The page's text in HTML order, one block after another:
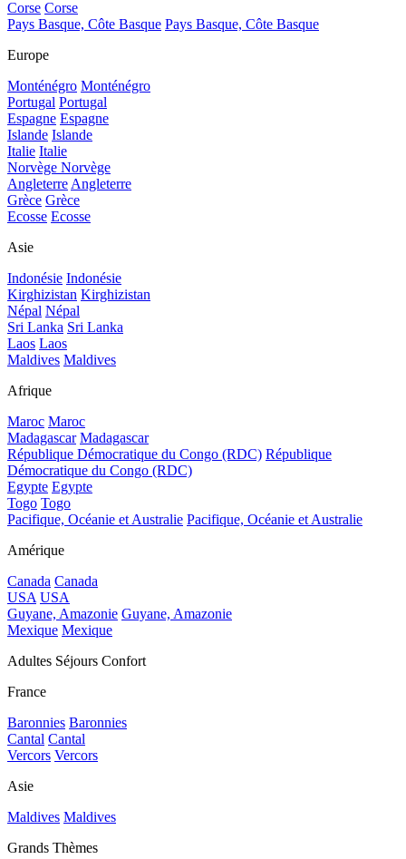
Corse Corse
Pays Basque, Côte Basque Pays Basque, Côte Basque
Europe
Monténégro Monténégro
Portugal Portugal
Espagne Espagne
Islande Islande
Italie Italie
Norvège Norvège
AngleterreAngleterre
Grèce Grèce
Ecosse Ecosse
Asie
Indonésie Indonésie
Kirghizistan Kirghizistan
Népal Népal
Sri Lanka Sri Lanka
Laos Laos
Maldives Maldives
Afrique
Maroc Maroc
Madagascar Madagascar
République Démocratique du Congo (RDC) République
Démocratique du Congo (RDC)
Egypte Egypte
Togo Togo
Pacifique, Océanie et Australie Pacifique, Océanie et Australie
Amérique
Canada Canada
USA USA
Guyane, Amazonie Guyane, Amazonie
Mexique Mexique
Adultes Séjours Confort
France
Baronnies Baronnies
Cantal Cantal
Vercors Vercors
Asie
Maldives Maldives
Grands Thèmes